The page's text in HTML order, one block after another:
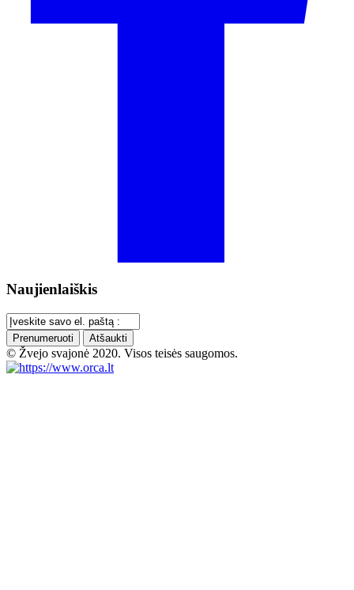
Naujienlaiškis
Prenumeruoti Atšaukti
© Žvejo svajonė 2020. Visos teisės saugomos.